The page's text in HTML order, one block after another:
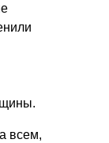
всем,